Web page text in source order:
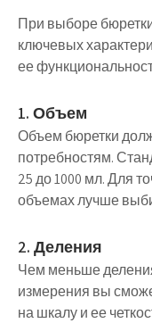
При выборе
ключевых
ее
1. Объем
Объем бюретки
потребностям.
25 до 1000 мл. Для
объемах лучше
2. Деления
Чем меньше
измерения вы
на шкалу и ее